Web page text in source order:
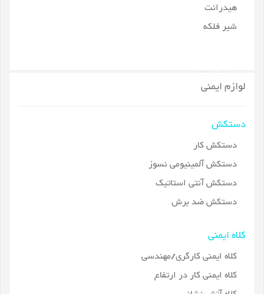
هیدرانت
شیر فلکه
لوازم ایمنی
دستکش
دستکش کار
دستکش آلمینیومی نسوز
دستکش آنتی استاتیک
دستکش ضد برش
کلاه ایمنی
کلاه ایمنی کارگری/مهندسی
کلاه ایمنی کار در ارتفاع